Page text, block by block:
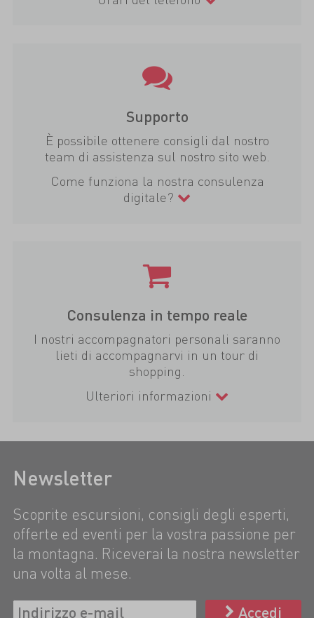
Supporto
È possibile ottenere consigli dal nostro
team di assistenza sul nostro sito web.
Come funziona la nostra consulenza
digitale?
Consulenza in tempo reale
I nostri accompagnatori personali saranno
lieti di accompagnarvi in un tour di
shopping.
Ulteriori informazioni
Newsletter
Scoprite escursioni, consigli degli esperti,
offerte ed eventi per la vostra passione per
la montagna. Riceverai la nostra newsletter
una volta al mese.
Accedi